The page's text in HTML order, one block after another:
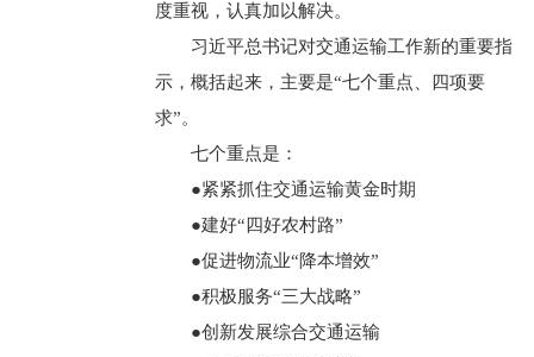
度重视，认真加以解决。
习近平总书记对交通运输工作新的重要指
示，概括起来，主要是“七个重点、四项要
求”。
七个重点是：
●紧紧抓住交通运输黄金时期
●建好“四好农村路”
●促进物流业“降本增效”
●积极服务“三大战略”
●创新发展综合交通运输